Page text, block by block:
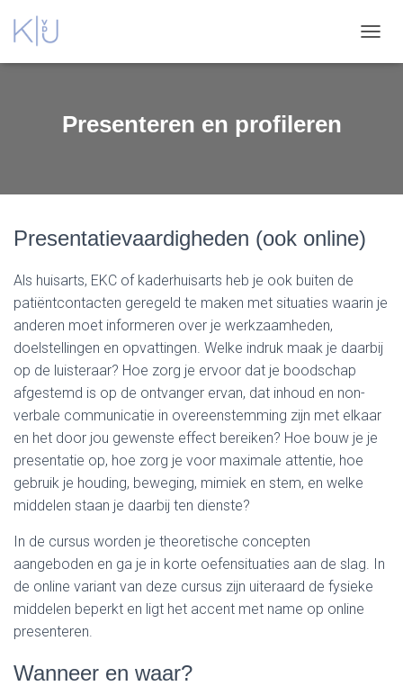
Presenteren en profileren
Presentatievaardigheden (ook online)
Als huisarts, EKC of kaderhuisarts heb je ook buiten de
patiëntcontacten geregeld te maken met situaties waarin je
anderen moet informeren over je werkzaamheden,
doelstellingen en opvattingen. Welke indruk maak je daarbij
op de luisteraar? Hoe zorg je ervoor dat je boodschap
afgestemd is op de ontvanger ervan, dat inhoud en non-
verbale communicatie in overeenstemming zijn met elkaar
en het door jou gewenste effect bereiken? Hoe bouw je je
presentatie op, hoe zorg je voor maximale attentie, hoe
gebruik je houding, beweging, mimiek en stem, en welke
middelen staan je daarbij ten dienste?
In de cursus worden je theoretische concepten
aangeboden en ga je in korte oefensituaties aan de slag. In
de online variant van deze cursus zijn uiteraard de fysieke
middelen beperkt en ligt het accent met name op online
presenteren.
Wanneer en waar?